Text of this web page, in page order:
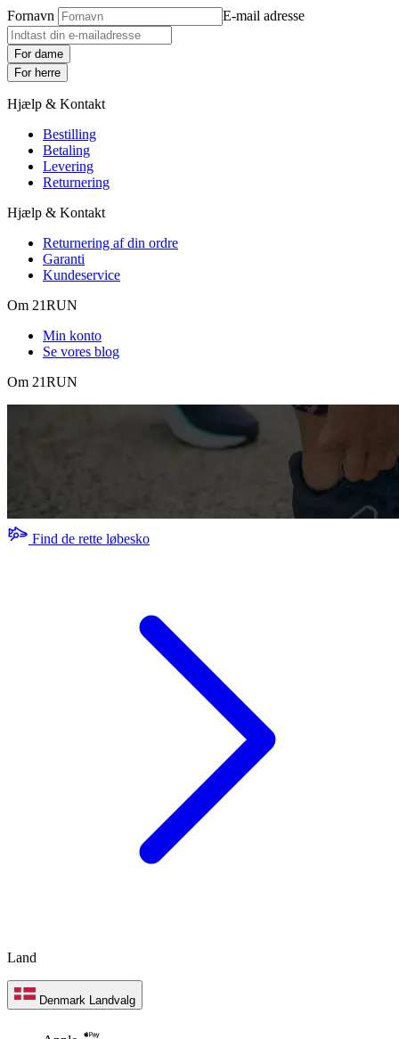
Fornavn E-mail adresse
For dame
For herre
Hjælp & Kontakt
Bestilling
Betaling
Levering
Returnering
Hjælp & Kontakt
Returnering af din ordre
Garanti
Kundeservice
Om 21RUN
Min konto
Se vores blog
Om 21RUN
Find de rette løbesko
Land
Denmark Landvalg